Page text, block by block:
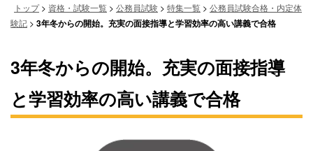
トップ> 資格・試験一覧 > 公務員試験 > 特集一覧 > 公務員試験合格・内定体
験記 > 3年冬からの開始。充実の面接指導と学習効率の高い講義で合格
3年冬からの開始。充実の面接指導
と学習効率の高い講義で合格